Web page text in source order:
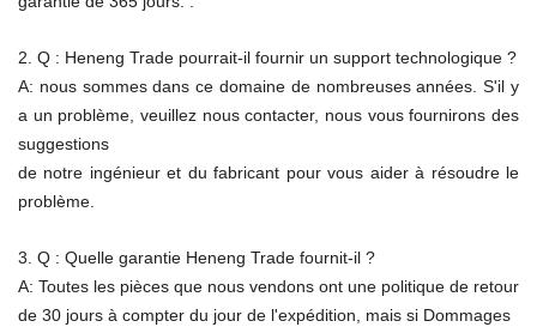
2. Q : Heneng Trade pourrait-il fournir un support technologique ?
A: nous sommes dans ce domaine de nombreuses années. S'il y
a un problème, veuillez nous contacter, nous vous fournirons des
suggestions
de notre ingénieur et du fabricant pour vous aider à résoudre le
problème.
3. Q : Quelle garantie Heneng Trade fournit-il ?
A: Toutes les pièces que nous vendons ont une politique de retour
de 30 jours à compter du jour de l'expédition, mais si Dommages